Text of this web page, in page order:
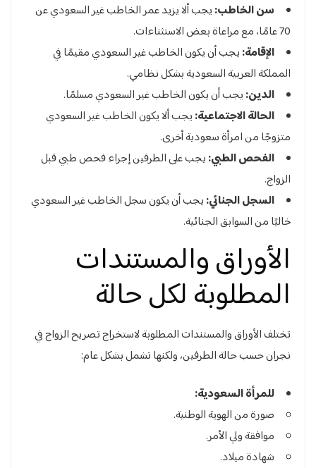
سن الخاطب:يجب ألا يزيد عمر الخاطب غير السعودي عن
70 عامًا، مع مراعاة بعض الاستثناءات.
الإقامة:يجب أن يكون الخاطب غير السعودي مقيمًا في
المملكة العربية السعودية بشكل نظامي.
الدين:يجب أن يكون الخاطب غير السعودي مسلمًا.
الحالة الاجتماعية:يجب ألا يكون الخاطب غير السعودي
متزوجًا من امرأة سعودية أخرى.
الفحص الطبي:يجب على الطرفين إجراء فحص طبي قبل
الزواج.
السجل الجنائي:يجب أن يكون سجل الخاطب غير السعودي
خاليًا من السوابق الجنائية.
الأوراق والمستندات
المطلوبة لكل حالة
تختلف الأوراق والمستندات المطلوبة لاستخراج تصريح الزواج في
نجران حسب حالة الطرفين، ولكنها تشمل بشكل عام:
للمرأة السعودية:
صورة من الهوية الوطنية.
موافقة ولي الأمر.
شهادة ميلاد.